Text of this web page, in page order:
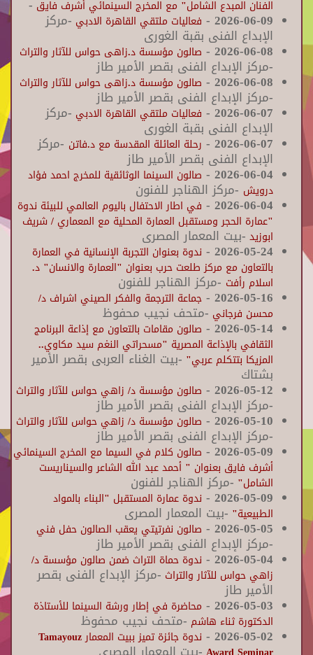
الفنان المبدع الشامل" مع المخرج السينمائي أشرف فايق -
2026-06-09
- فعاليات ملتقي القاهرة الادبي -مركز
الإبداع الفنى بقبة الغورى
2026-06-08
- صالون مؤسسة د.زاهى حواس للآثار والتراث
-مركز الإبداع الفنى بقصر الأمير طاز
2026-06-08
- صالون مؤسسة د.زاهى حواس للآثار والتراث
-مركز الإبداع الفنى بقصر الأمير طاز
2026-06-07
- فعاليات ملتقي القاهرة الادبي -مركز
الإبداع الفنى بقبة الغورى
2026-06-07
- رحلة العائلة المقدسة مع د.فاتن -مركز
الإبداع الفنى بقصر الأمير طاز
2026-06-04
- صالون السينما الوثائقية للمخرج احمد فؤاد
درويش -مركز الهناجر للفنون
2026-06-04
- في اطار الاحتفال باليوم العالمي للبيئة ندوة
"عمارة الحجر ومستقبل العمارة المحلية مع المعماري / شريف
ابوزيد -بيت المعمار المصرى
2026-05-24
- ندوة بعنوان التجربة الإنسانية في العمارة
بالتعاون مع مركز طلعت حرب بعنوان "العمارة والانسان" د.
اسلام رأفت -مركز الهناجر للفنون
2026-05-16
- جماعة الترجمة والفكر الصيني اشراف د/
محسن فرجاني -متحف نجيب محفوظ
2026-05-14
- صالون مقامات بالتعاون مع إذاعة البرنامج
الثقافي بالإذاعة المصرية "مسحراتي النغم سيد مكاوي..
المزيكا بتتكلم عربي" -بيت الغناء العربى بقصر الأمير
بشتاك
2026-05-12
- صالون مؤسسة د/ زاهي حواس للآثار والتراث
-مركز الإبداع الفنى بقصر الأمير طاز
2026-05-10
- صالون مؤسسة د/ زاهي حواس للآثار والتراث
-مركز الإبداع الفنى بقصر الأمير طاز
2026-05-09
- صالون كلام في السيما مع المخرج السينمائي
أشرف فايق بعنوان " أحمد عبد الله الشاعر والسيناريست
الشامل" -مركز الهناجر للفنون
2026-05-09
- ندوة عمارة المستقبل "البناء بالمواد
الطبيعية" -بيت المعمار المصرى
2026-05-05
- صالون نفرتيتي يعقب الصالون حفل فني
-مركز الإبداع الفنى بقصر الأمير طاز
2026-05-04
- ندوة حماة التراث ضمن صالون مؤسسة د/
زاهي حواس للآثار والتراث -مركز الإبداع الفنى بقصر
الأمير طاز
2026-05-03
- محاضرة في إطار ورشة السينما للأستاذة
الدكتورة ثناء هاشم -متحف نجيب محفوظ
2026-05-02
-
ندوة جائزة تميز ببيت المعمار Tamayouz